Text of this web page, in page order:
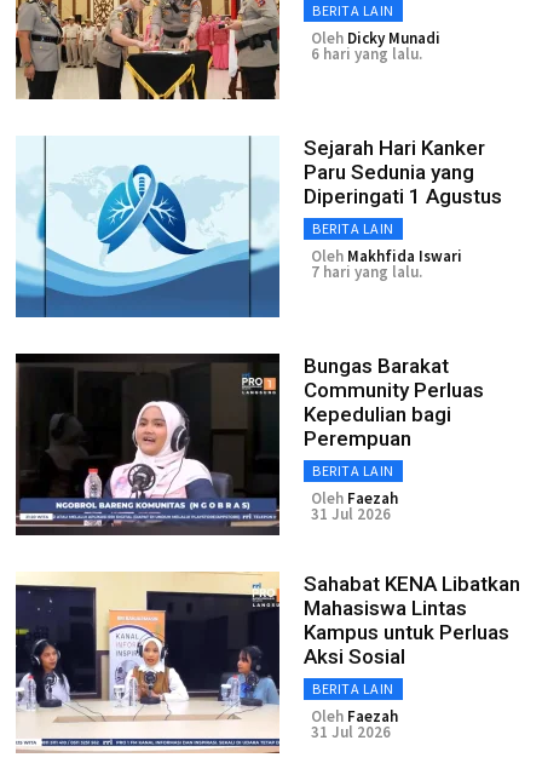
BERITA LAIN
Oleh Dicky Munadi
6 hari yang lalu.
Sejarah Hari Kanker
Paru Sedunia yang
Diperingati 1 Agustus
BERITA LAIN
Oleh Makhfida Iswari
7 hari yang lalu.
Bungas Barakat
Community Perluas
Kepedulian bagi
Perempuan
BERITA LAIN
Oleh Faezah
31 Jul 2026
Sahabat KENA Libatkan
Mahasiswa Lintas
Kampus untuk Perluas
Aksi Sosial
BERITA LAIN
Oleh Faezah
31 Jul 2026